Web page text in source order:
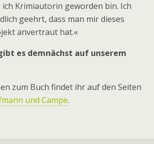
ich Krimiautorin geworden bin. Ich
geehrt, dass man mir dieses
anvertraut hat.«
es demnächst auf unserem
zum Buch findet ihr auf den Seiten
und Campe.